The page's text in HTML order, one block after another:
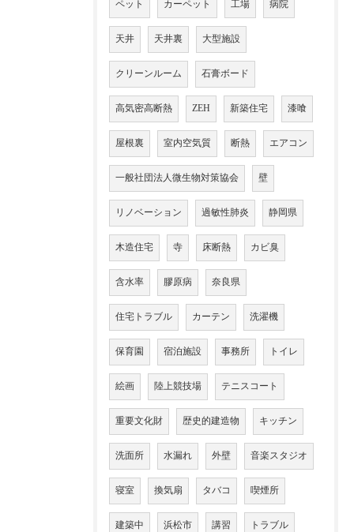
ペット カーペット 工場 病院
天井 天井裏 大型施設
クリーンルーム 石膏ボード
高気密高断熱 ZEH 新築住宅 漆喰
屋根裏 室内空気質 断熱 エアコン
一般社団法人微生物対策協会 壁
リノベーション 過敏性肺炎 静岡県
木造住宅 寺 床断熱 カビ臭
含水率 膠原病 奈良県
住宅トラブル カーテン 洗濯機
保育園 宿泊施設 事務所 トイレ
絵画 陸上競技場 テニスコート
重要文化財 歴史的建造物 キッチン
洗面所 水漏れ 外壁 音楽スタジオ
寝室 換気扇 タバコ 喫煙所
建築中 浜松市 講習 トラブル